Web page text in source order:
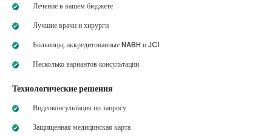
Лечение в вашем бюджете
Лучшие врачи и хирурги
Больницы, аккредитованные NABH и JCI
Несколько вариантов консультации
Технологические решения
Видеоконсультация по запросу
Защищенная медицинская карта